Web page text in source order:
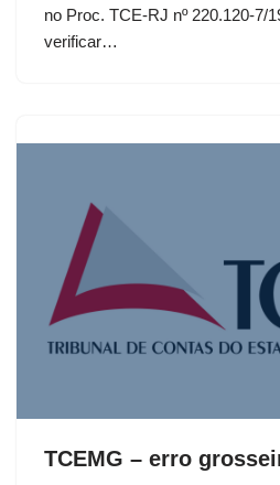
no Proc. TCE-RJ nº 220.120-7/
verificar…
TCEMG – erro